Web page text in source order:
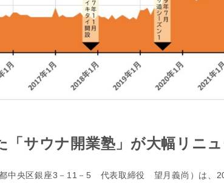
「サウナ開業塾」が大幅リニ
中央区銀座3－11－5 代表取締役 望月義尚）は、